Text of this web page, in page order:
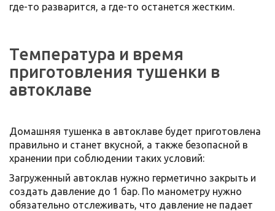
где-то разварится, а где-то останется жестким.
Температура и время
приготовления тушенки в
автоклаве
Домашняя тушенка в автоклаве будет приготовлена
правильно и станет вкусной, а также безопасной в
хранении при соблюдении таких условий:
Загруженный автоклав нужно герметично закрыть и
создать давление до 1 бар. По манометру нужно
обязательно отслеживать, что давление не падает